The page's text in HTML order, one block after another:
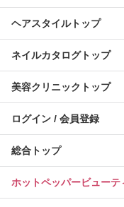
ヘアスタイルトップ
ネイルカタログトップ
美容クリニックトップ
ログイン / 会員登録
総合トップ
ホットペッパービュー